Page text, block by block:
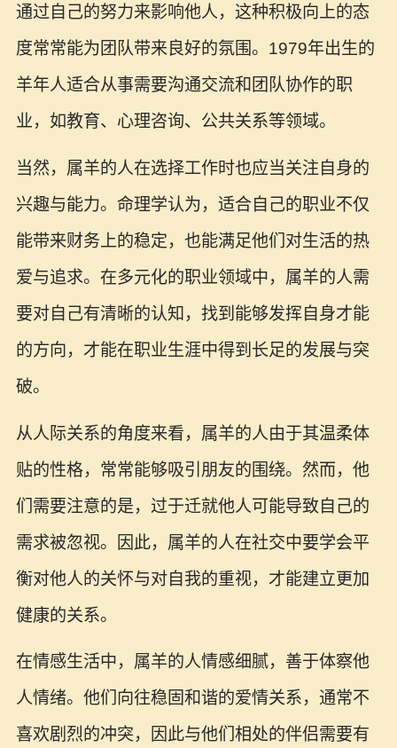
通过自己的努力来影响他人，这种积极向上的态
度常常能为团队带来良好的氛围。1979年出生的
羊年人适合从事需要沟通交流和团队协作的职
业，如教育、心理咨询、公共关系等领域。
当然，属羊的人在选择工作时也应当关注自身的
兴趣与能力。命理学认为，适合自己的职业不仅
能带来财务上的稳定，也能满足他们对生活的热
爱与追求。在多元化的职业领域中，属羊的人需
要对自己有清晰的认知，找到能够发挥自身才能
的方向，才能在职业生涯中得到长足的发展与突
破。
从人际关系的角度来看，属羊的人由于其温柔体
贴的性格，常常能够吸引朋友的围绕。然而，他
们需要注意的是，过于迁就他人可能导致自己的
需求被忽视。因此，属羊的人在社交中要学会平
衡对他人的关怀与对自我的重视，才能建立更加
健康的关系。
在情感生活中，属羊的人情感细腻，善于体察他
人情绪。他们向往稳固和谐的爱情关系，通常不
喜欢剧烈的冲突，因此与他们相处的伴侣需要有